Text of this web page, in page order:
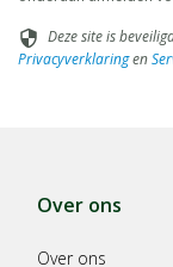
security Deze site is
Privacyverklaringen
Over ons
Over ons